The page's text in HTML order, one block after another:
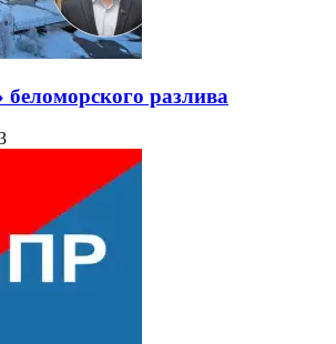
разлива